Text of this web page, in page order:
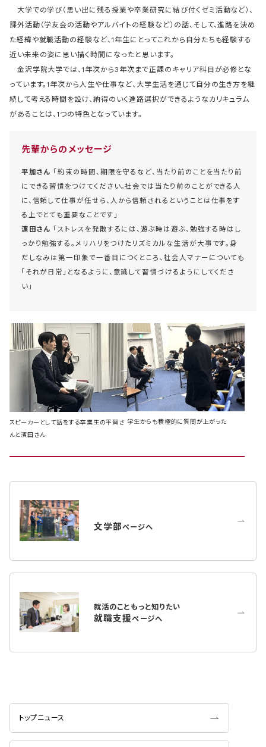
大学での学び（思い出に残る授業や卒業研究に結び付くゼミ活動など）、
課外活動（学友会の活動やアルバイトの経験など）の話、そして、進路を決め
た経緯や就職活動の経験など、1年生にとってこれから自分たちも経験する
近い未来の姿に思い描く時間になったと思います。
金沢学院大学では、1年次から3年次まで正課のキャリア科目が必修とな
っています。1年次から人生や仕事など、大学生活を通じて自分の生き方を継
続して考える時間を設け、納得のいく進路選択ができるようなカリキュラム
があることは、1つの特色となっています。
先輩からのメッセージ
平加さん 「約束の時間、期限を守るなど、当たり前のことを当たり前
にできる習慣をつけてください。社会では当たり前のことができる人
に、信頼して仕事が任せら、人から信頼されるということは仕事をす
る上でとても重要なことです」
濵田さん 「ストレスを発散するには、遊ぶ時は遊ぶ、勉強する時はし
っかり勉強する。メリハリをつけたリズミカルな生活が大事です。身
だしなみは第一印象で一番目につくところ、社会人マナーについても
「それが日常」となるように、意識して習慣づけるようにしてくださ
い」
スピーカーとして話をする卒業生の平賀さ
んと濱田さん
学生からも積極的に質問が上がった
文学部ページへ
就活のこともっと知りたい
就職支援ページへ
トップニュース